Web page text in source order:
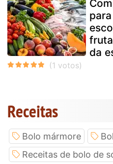
da
Receitas
Bolo mármore
Receitas de bolo de